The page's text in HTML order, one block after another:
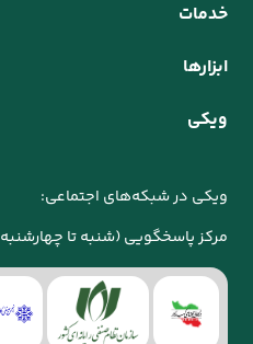
خدمات
ابزارها
ویکی
ویکی در شبکه‌های اجتماعی:
مرکز پاسخگویی (شنبه تا چهارشنبه 8 الی 18):